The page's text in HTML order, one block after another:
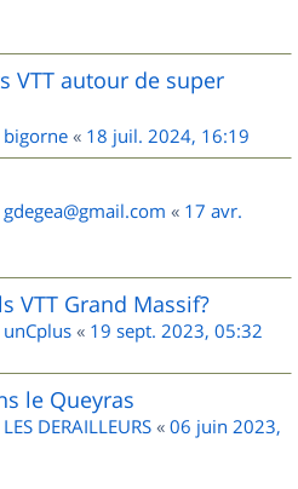
VTT autour de super
bigorne « 18 juil. 2024, 16:19
gdegea@gmail.com « 17 avr.
VTT Grand Massif?
unCplus « 19 sept. 2023, 05:32
le Queyras
LES DERAILLEURS « 06 juin 2023,